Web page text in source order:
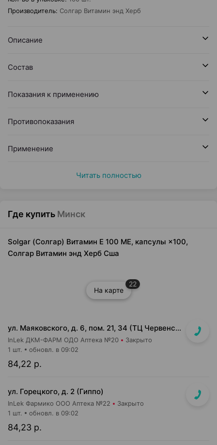
Производитель: Солгар Витамин энд Херб
Описание
Состав
Показания к применению
Противопоказания
Применение
Читать полностью
Где купить Минск
Solgar (Солгар) Витамин Е 100 МЕ, капсулы ×100,
Солгар Витамин энд Херб Сша
На карте
22
ул. Маяковского, д. 6, пом. 21, 34 (ТЦ Червенский, 1 этаж)
InLek ДКМ-ФАРМ ОДО Аптека №20 Закрыто
84,22 р.
1 шт. обновл. в 09:02
ул. Горецкого, д. 2 (Гиппо)
InLek Фармико ООО Аптека №22 Закрыто
84,23 р.
1 шт. обновл. в 09:02